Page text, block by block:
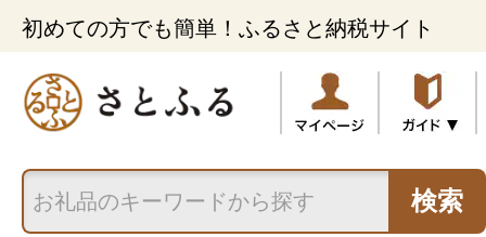
初めての方でも簡単！ふるさと納税サイト
検索